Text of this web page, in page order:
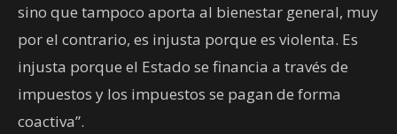
sino que tampoco aporta al bienestar general, muy
por el contrario, es injusta porque es violenta. Es
injusta porque el Estado se financia a través de
impuestos y los impuestos se pagan de forma
coactiva”.